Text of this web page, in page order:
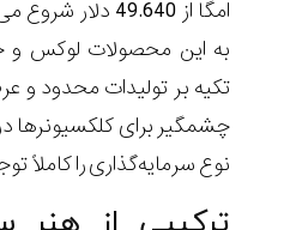
امگا از 49.640
به این محصولات لوکس و
تکیه بر تولیدات محدود و
چشمگیر برای کلکسیونرها
نوع سرمایه‌گذاری را کاملاً